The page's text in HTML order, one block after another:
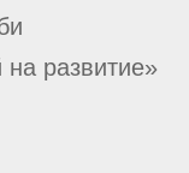
развитие»